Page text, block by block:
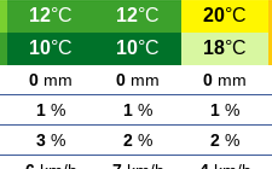
12°C 12°C 20°C
10°C 10°C 18°C
0 mm 0 mm 0 mm
1 % 1 % 1 %
3 % 2 % 2 %